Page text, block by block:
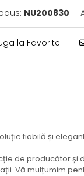
NU200830
la Favorite
fiabilă și
de producător
Vă mulțumim